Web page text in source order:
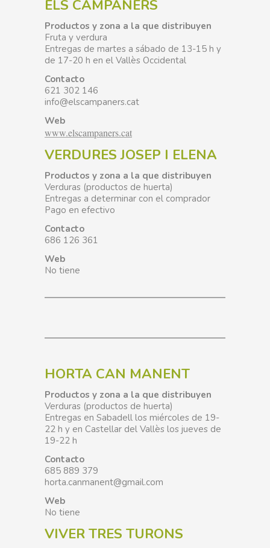
ELS CAMPANERS
Productos y zona a la que distribuyen
Fruta y verdura
Entregas de martes a sábado de 13-15 h y
de 17-20 h en el Vallès Occidental
Contacto
621 302 146
info@elscampaners.cat
Web
www.elscampaners.cat
VERDURES JOSEP I ELENA
Productos y zona a la que distribuyen
Verduras (productos de huerta)
Entregas a determinar con el comprador
Pago en efectivo
Contacto
686 126 361
Web
No tiene
HORTA CAN MANENT
Productos y zona a la que distribuyen
Verduras (productos de huerta)
Entregas en Sabadell los miércoles de 19-
22 h y en Castellar del Vallès los jueves de
19-22 h
Contacto
685 889 379
horta.canmanent@gmail.com
Web
No tiene
VIVER TRES TURONS